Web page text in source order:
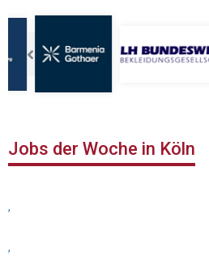
Jobs der Woche in Köln
,
,